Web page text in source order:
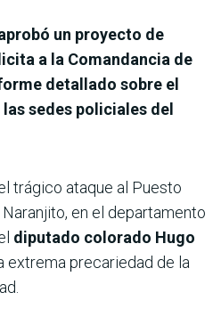
un proyecto de
a la Comandancia de
detallado sobre el
sedes policiales del
trágico ataque al Puesto
en el departamento
diputado colorado Hugo
extrema precariedad de la